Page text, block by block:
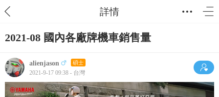
詳情
2021-08 國內各廠牌機車銷售量
alienjason 碩士
2021-9-17 09:38 - 台灣